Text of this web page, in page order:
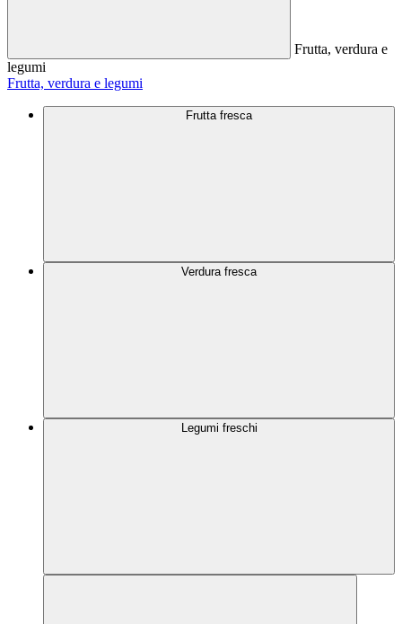
Frutta, verdura e
legumi
Frutta, verdura e legumi
Frutta fresca
Verdura fresca
Legumi freschi